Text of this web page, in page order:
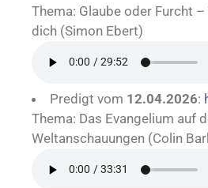
Thema: Glaube oder Furcht
dich (Simon Ebert)
Predigt vom 12.04.2026:
Thema: Das Evangelium auf
Weltanschauungen (Colin